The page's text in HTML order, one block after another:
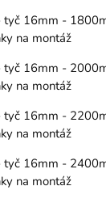
tyč 16mm -
na montáž
tyč 16mm -
na montáž
tyč 16mm -
na montáž
tyč 16mm -
na montáž